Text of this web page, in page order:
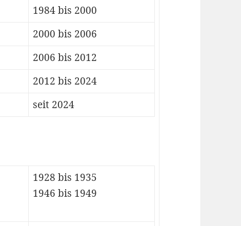
1984 bis 2000
2000 bis 2006
2006 bis 2012
2012 bis 2024
seit 2024
1928 bis 1935
1946 bis 1949